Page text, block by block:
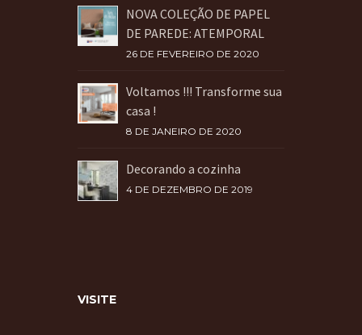
NOVA COLEÇÃO DE PAPEL
DE PAREDE: ATEMPORAL
26 DE FEVEREIRO DE 2020
Voltamos !!! Transforme sua
casa !
8 DE JANEIRO DE 2020
Decorando a cozinha
4 DE DEZEMBRO DE 2019
VISITE